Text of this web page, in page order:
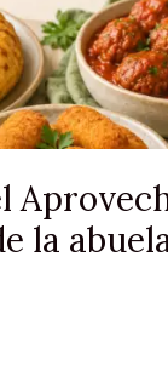
la